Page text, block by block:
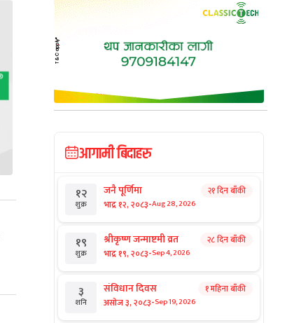
आगामी बिदाहरु
१२
शुक्र
जनै पूर्णिमा
भाद्र १२, २०८३-Aug 28, 2026
२१ दिन बाँकी
१९
शुक्र
श्रीकृष्ण जन्माष्टमी व्रत
भाद्र १९, २०८३-Sep 4, 2026
२८ दिन बाँकी
३
शनि
संविधान दिवस
असोज ३, २०८३-Sep 19, 2026
१ महिना बाँकी